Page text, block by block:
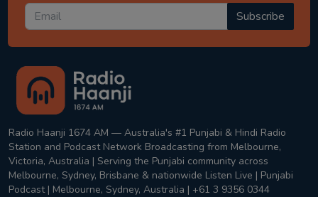
Subscribe
Radio Haanji 1674 AM — Australia's #1 Punjabi & Hindi Radio
Station and Podcast Network Broadcasting from Melbourne,
Victoria, Australia | Serving the Punjabi community across
Melbourne, Sydney, Brisbane & nationwide Listen Live | Punjabi
Podcast | Melbourne, Sydney, Australia | +61 3 9356 0344